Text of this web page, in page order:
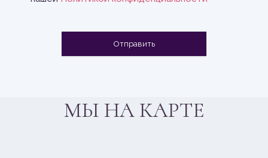
Отправить
МЫ НА КАРТЕ